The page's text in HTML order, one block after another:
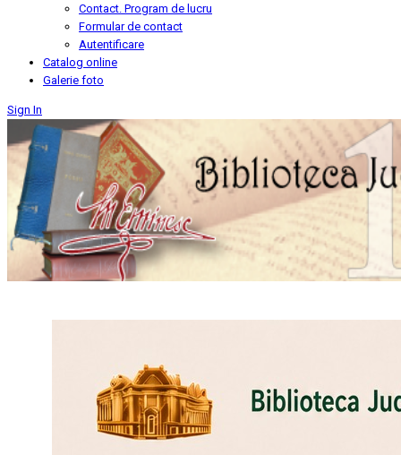
Contact. Program de lucru
Formular de contact
Autentificare
Catalog online
Galerie foto
Sign In